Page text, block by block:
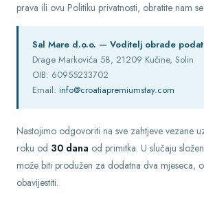
prava ili ovu Politiku privatnosti, obratite nam se:
Sal Mare d.o.o. — Voditelj obrade
Drage Markovića 58, 21209 Kučine, Solin
OIB: 60955233702
Email: info@croatiapremiumstay.com
Nastojimo odgovoriti na sve zahtjeve vezane
roku od 30 dana od primitka. U slučaju
može biti produžen za dodatna dva mjeseca,
obavijestiti.